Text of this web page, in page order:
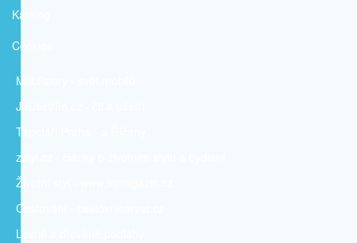
Katalog
Cookies
Mobilstory
JáUšetřím
Tapetáři Praha - a Říčany
zstyl.cz - články
Životní styl - www.inmagazin.cz
Cestování - cestovniserver.cz
Levné a